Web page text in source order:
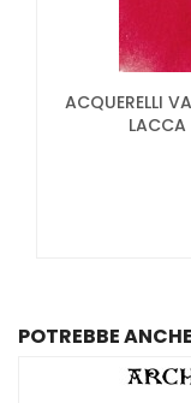
ACQUERELLI
POTREBBE